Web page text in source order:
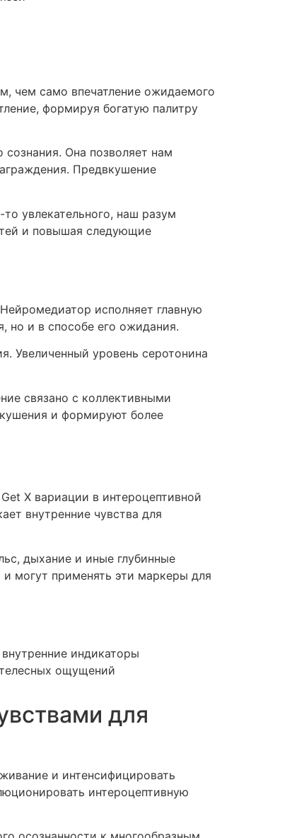
чем само впечатление ожидаемого
формируя богатую палитру
Она позволяет нам
Предвкушение
увлекательного, наш разум
и повышая следующие
исполняет главную
но и в способе его ожидания.
Увеличенный уровень серотонина
связано с коллективными
и формируют более
X вариации в интероцептивной
внутренние чувства для
дыхание и иные глубинные
могут применять эти маркеры для
индикаторы
ощущений
для
и интенсифицировать
интероцептивную